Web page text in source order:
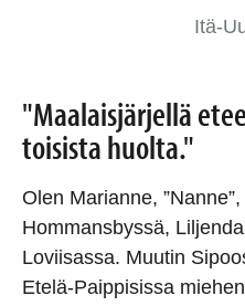
Itä-
"Maalaisjärjellä
toisista huolta."
Olen Marianne,
Hommansbyssä,
Loviisassa. Muutin
Etelä-Paippisissa